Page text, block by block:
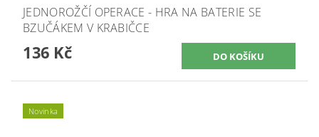
JEDNOROŽČÍ OPERACE - HRA NA BATERIE SE
BZUČÁKEM V KRABIČCE
136 Kč
Novinka